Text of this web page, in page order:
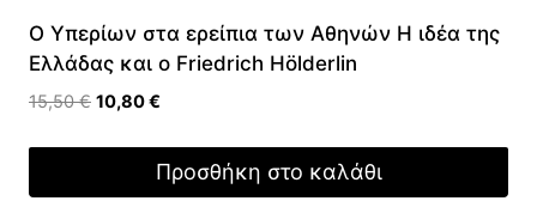
Ο Υπερίων στα ερείπια των Αθηνών Η ιδέα της
Ελλάδας και ο Friedrich Hölderlin
15,50€ Original
15,50 €.
10,80€
είναι:
Προσθήκη στο καλάθι